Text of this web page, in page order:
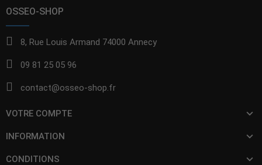
OSSEO-SHOP
8, Rue Louis Armand 74000 Annecy
09 81 25 05 96
contact@osseo-shop.fr
VOTRE COMPTE
INFORMATION
CONDITIONS